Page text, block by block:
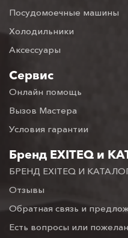
Посудомоечные машины
Холодильники
Аксессуары
Сервис
Онлайн помощь
Вызов Мастера
Условия гарантии
Бренд EXITEQ и
БРЕНД EXITEQ И
Отзывы
Обратная связь и
Есть вопросы или